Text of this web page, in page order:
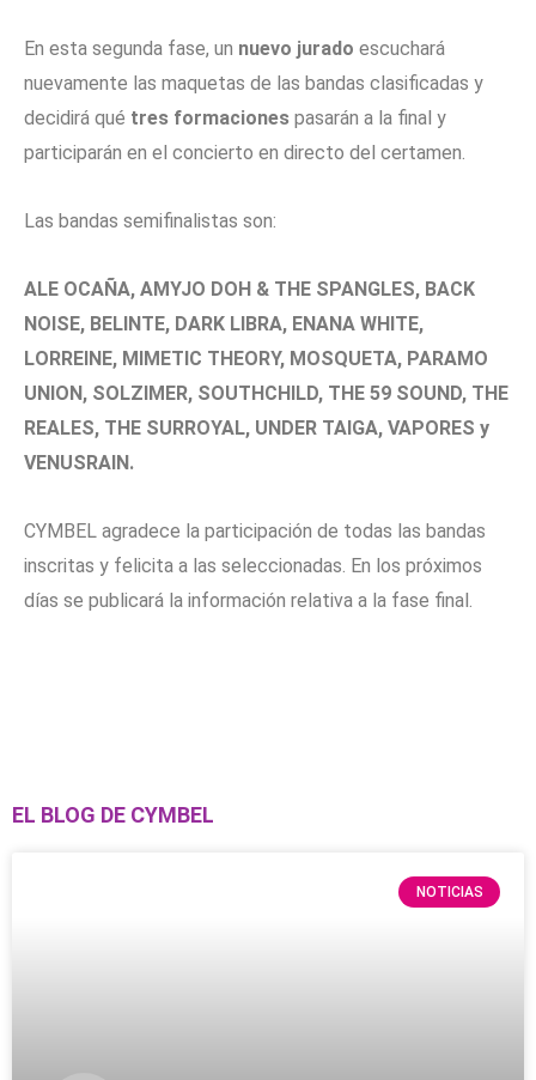
En esta segunda fase, un nuevo jurado escuchará
nuevamente las maquetas de las bandas clasificadas y
decidirá qué tres formaciones pasarán a la final y
participarán en el concierto en directo del certamen.
Las bandas semifinalistas son:
ALE OCAÑA, AMYJO DOH & THE SPANGLES, BACK
NOISE, BELINTE, DARK LIBRA, ENANA WHITE,
LORREINE, MIMETIC THEORY, MOSQUETA, PARAMO
UNION, SOLZIMER, SOUTHCHILD, THE 59 SOUND, THE
REALES, THE SURROYAL, UNDER TAIGA, VAPORES y
VENUSRAIN.
CYMBEL agradece la participación de todas las bandas
inscritas y felicita a las seleccionadas. En los próximos
días se publicará la información relativa a la fase final.
EL BLOG DE CYMBEL
NOTICIAS